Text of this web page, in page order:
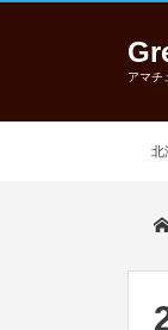
アマチ
北